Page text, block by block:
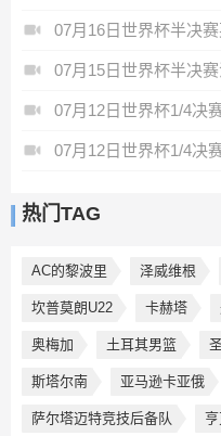
07月16日世界杯半决
07月15日世界杯半决
07月12日世界杯1/4决
07月12日世界杯1/4决
热门TAG
AC的黎波里 泽威维根
坎普莫朗U22 卡赫塔
奥梅加 土耳其男篮
斯塔尔南 亚马逊卡亚俄
萨尔塔迈特竞技后备队